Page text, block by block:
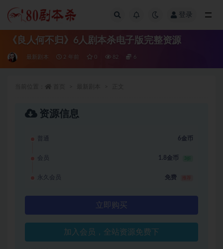
登录
《良人何不归》6人剧本杀电子版完整资源
最新剧本 2 年前 0 82 6
资源信息
普通 6金币
会员 1.8金币 3折
永久会员 免费
立即购买
加入会员，全站资源免费下